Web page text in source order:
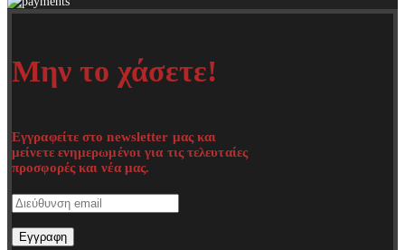
Μην το χάσετε!
Εγγραφείτε στο newsletter μας και
μείνετε ενημερωμένοι για τις τελευταίες
προσφορές και νέα μας.